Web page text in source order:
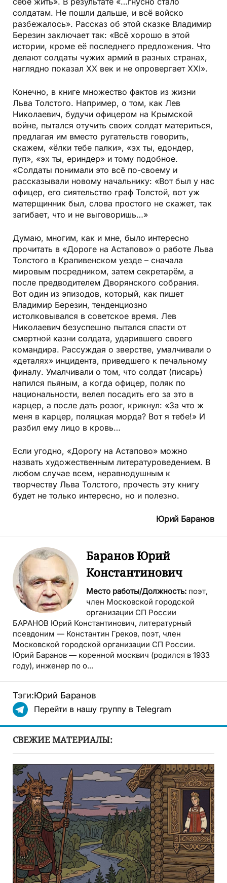
солдатам. Не пошли дальше, и всё войско
разбежалось». Рассказ об этой сказке Владимир
Березин заключает так: «Всё хорошо в этой
истории, кроме её последнего предложения. Что
делают солдаты чужих армий в разных странах,
наглядно показал XX век и не опровергает XXI».
Конечно, в книге множество фактов из жизни
Льва Толстого. Например, о том, как Лев
Николаевич, будучи офицером на Крымской
войне, пытался отучить своих солдат материться,
предлагая им вместо ругательств говорить,
скажем, «ёлки тебе палки», «эх ты, едондер,
пуп», «эх ты, ериндер» и тому подобное.
«Солдаты понимали это всё по-своему и
рассказывали новому начальнику: «Вот был у нас
офицер, его сиятельство граф Толстой, вот уж
матерщинник был, слова простого не скажет, так
загибает, что и не выговоришь…»
Думаю, многим, как и мне, было интересно
прочитать в «Дороге на Астапово» о работе Льва
Толстого в Крапивенском уезде – сначала
мировым посредником, затем секретарём, а
после предводителем Дворянского собрания.
Вот один из эпизодов, который, как пишет
Владимир Березин, тенденциозно
истолковывался в советское время. Лев
Николаевич безуспешно пытался спасти от
смертной казни солдата, ударившего своего
командира. Рассуждая о зверстве, умалчивали о
«деталях» инцидента, приведшего к печальному
финалу. Умалчивали о том, что солдат (писарь)
напился пьяным, а когда офицер, поляк по
национальности, велел посадить его за это в
карцер, а после дать розог, крикнул: «За что ж
меня в карцер, поляцкая морда? Вот я тебе!» И
разбил ему лицо в кровь…
Если угодно, «Дорогу на Астапово» можно
назвать художественным литературоведением. В
любом случае всем, неравнодушным к
творчеству Льва Толстого, прочесть эту книгу
будет не только интересно, но и полезно.
Юрий Баранов
Баранов Юрий
Константинович
Место работы/Должность: поэт,
член Московской городской
организации СП России
БАРАНОВ Юрий Константинович, литературный
псевдоним — Константин Греков, поэт, член
Московской городской организации СП России.
Юрий Баранов — коренной москвич (родился в 1933
году), инженер по о...
Тэги:Юрий Баранов
Перейти в нашу группу в Telegram
СВЕЖИЕ МАТЕРИАЛЫ: